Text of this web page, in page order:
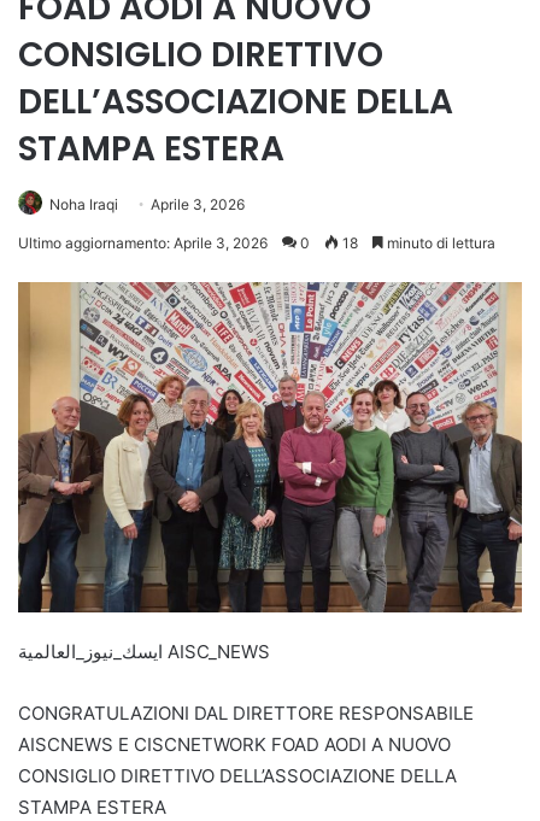
CONSIGLIO DIRETTIVO
DELL’ASSOCIAZIONE DELLA
STAMPA ESTERA
Noha Iraqi Aprile 3, 2026
Ultimo aggiornamento: Aprile 3, 2026 0 18 minuto di lettura
ايسك_نيوز_العالمية AISC_NEWS
CONGRATULAZIONI DAL DIRETTORE RESPONSABILE
AISCNEWS E CISCNETWORK FOAD AODI A NUOVO
CONSIGLIO DIRETTIVO DELL’ASSOCIAZIONE DELLA
STAMPA ESTERA